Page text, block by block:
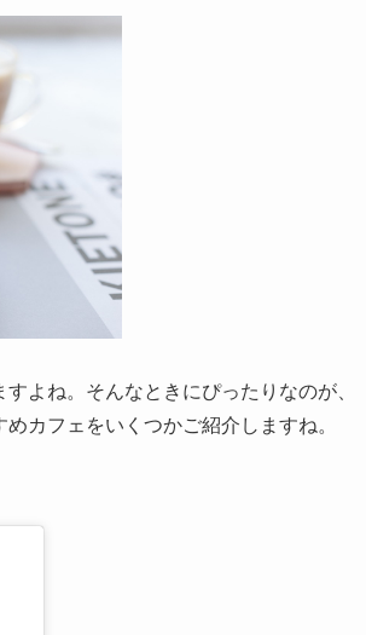
よね。そんなときにぴったりなのが、
カフェをいくつかご紹介しますね。